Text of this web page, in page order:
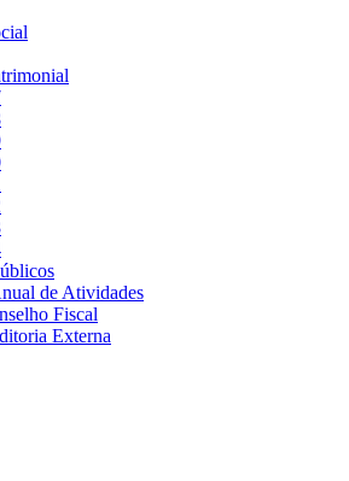
de Atividades
Fiscal
Externa